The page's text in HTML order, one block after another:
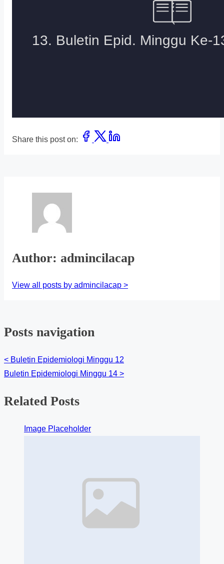
Share this post on:
Author: admincilacap
View all posts by admincilacap >
Posts navigation
< Buletin Epidemiologi Minggu 12
Buletin Epidemiologi Minggu 14 >
Related Posts
Image Placeholder